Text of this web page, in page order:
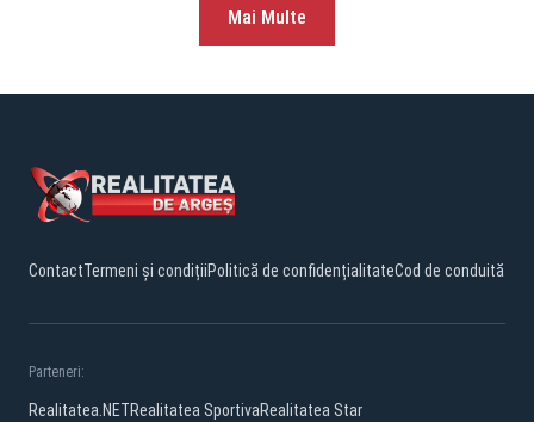
Mai Multe
ContactTermeni și condițiiPolitică de confidențialitateCod de conduită
Parteneri:
Realitatea.NETRealitatea SportivaRealitatea Star